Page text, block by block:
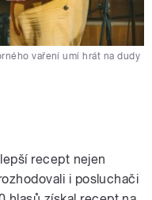
vaření umí hrát na dudy
recept nejen
i posluchači